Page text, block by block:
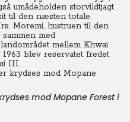
umådeholden storvildtjagt
til den næsten totale
Moremi, hustruen til den
med
mellem Khwai
blev reservatet fredet
III.
mod Mopane Forest i